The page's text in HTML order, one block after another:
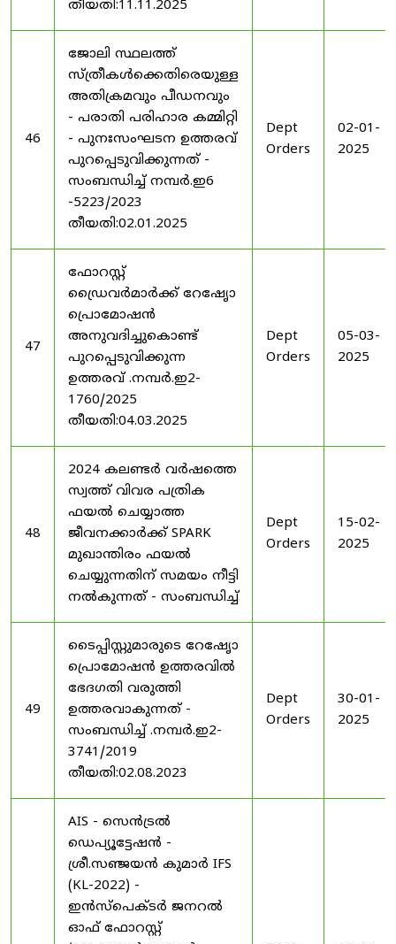
തീയതി:11.11.2025
46
ജോലി സ്ഥലത്ത്
സ്ത്രീകൾക്കെതിരെയുള്ള
അതിക്രമവും പീഡനവും
- പരാതി പരിഹാര കമ്മിറ്റി
- പുനഃസംഘടന ഉത്തരവ്
പുറപ്പെടുവിക്കുന്നത് -
സംബന്ധിച്ച് നമ്പർ.ഇ6
-5223/2023
തീയതി:02.01.2025
Dept
Orders
02-01-
2025
47
ഫോറസ്റ്റ്
ഡ്രൈവർമാർക്ക് റേഷേൃാ
പ്രൊമോഷൻ
അനുവദിച്ചുകൊണ്ട്
പുറപ്പെടുവിക്കുന്ന
ഉത്തരവ് .നമ്പർ.ഇ2-
1760/2025
തീയതി:04.03.2025
Dept
Orders
05-03-
2025
48
2024 കലണ്ടർ വർഷത്തെ
സ്വത്ത് വിവര പത്രിക
ഫയൽ ചെയ്യാത്ത
ജീവനക്കാർക്ക് SPARK
മുഖാന്തിരം ഫയൽ
ചെയ്യുന്നതിന് സമയം നീട്ടി
നൽകുന്നത് - സംബന്ധിച്ച്
Dept
Orders
15-02-
2025
49
ടൈപ്പിസ്റ്റുമാരുടെ റേഷേൃാ
പ്രൊമോഷൻ ഉത്തരവിൽ
ഭേദഗതി വരുത്തി
ഉത്തരവാകുന്നത് -
സംബന്ധിച്ച് .നമ്പർ.ഇ2-
3741/2019
തീയതി:02.08.2023
Dept
Orders
30-01-
2025
AIS - സെൻട്രൽ
ഡെപ്യൂട്ടേഷൻ -
ശ്രീ.സഞ്ജയൻ കുമാർ IFS
(KL-2022) -
ഇൻസ്പെക്ടർ ജനറൽ
ഓഫ് ഫോറസ്റ്റ്